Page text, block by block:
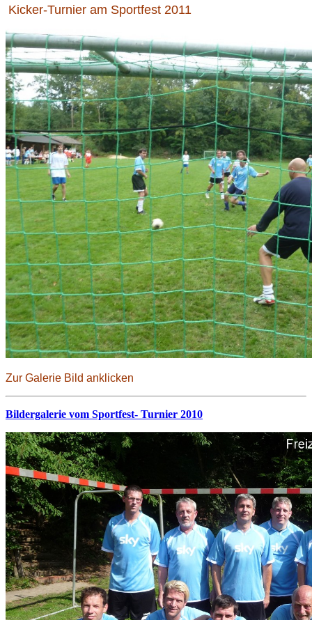
Kicker-Turnier am Sportfest 2011
Zur Galerie Bild anklicken
Bildergalerie vom Sportfest- Turnier 2010